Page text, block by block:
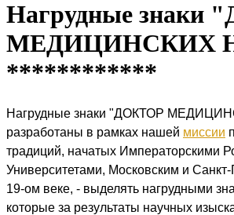
Нагрудные знаки
МЕДИЦИНСКИХ
************
Нагрудные знаки "ДОКТОР
разработаны в рамках нашей миссии
традиций, начатых Императорскими
Университетами, Московским и Санкт-
19-ом веке, - выделять нагрудными
которые за результаты научных